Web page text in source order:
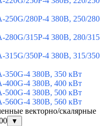
250G/280P-4 380В, 250/280
280G/315P-4 380В, 280/315
315G/350P-4 380В, 315/350
350G-4 380В, 350 кВт
400G-4 380В, 400 кВт
500G-4 380В, 500 кВт
560G-4 380В, 560 кВт
векторно/скалярные
▼